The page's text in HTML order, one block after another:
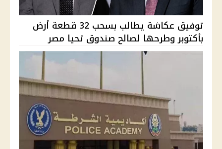
توفيق عكاشة يطالب بسحب 32 قطعة أرض
بأكتوبر وطرحها لصالح صندوق تحيا مصر